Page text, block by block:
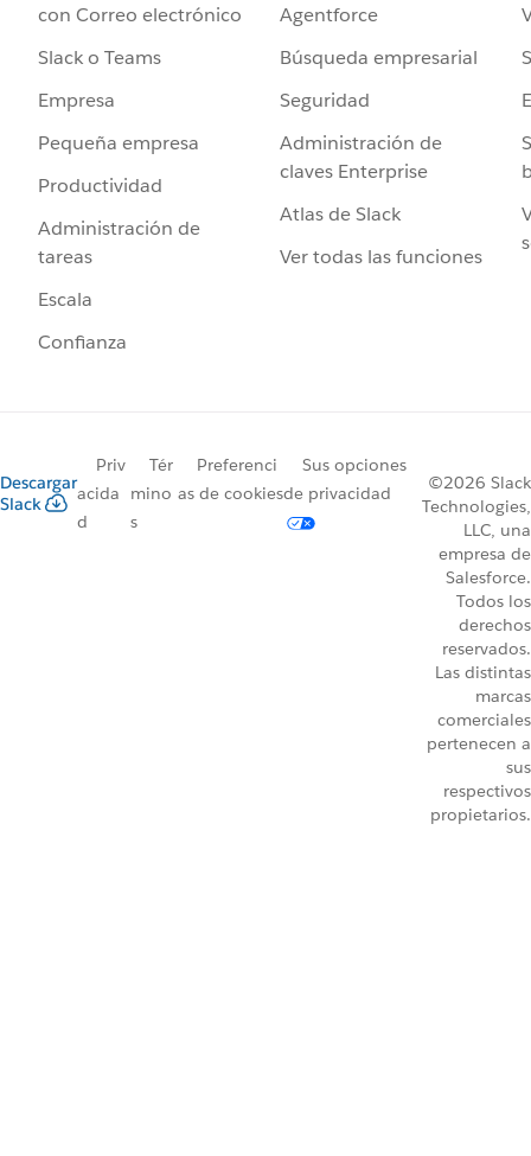
con Correo electrónico
Slack o Teams
Empresa
Pequeña empresa
Productividad
Administración de
tareas
Escala
Confianza
Agentforce
Búsqueda empresarial
Seguridad
Administración de
claves Enterprise
Atlas de Slack
Ver todas las funciones
Descargar
Slack
Priv
acida
d
Tér
mino
s
Preferenci
as de cookies
Sus opciones
de privacidad
©2026 Slack
Technologies,
LLC, una
empresa de
Salesforce.
Todos los
derechos
reservados.
Las distintas
marcas
comerciales
pertenecen a
sus
respectivos
propietarios.